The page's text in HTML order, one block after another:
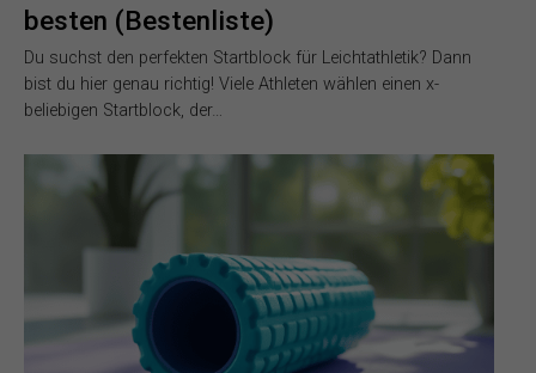
besten (Bestenliste)
Du suchst den perfekten Startblock für Leichtathletik? Dann
bist du hier genau richtig! Viele Athleten wählen einen x-
beliebigen Startblock, der…